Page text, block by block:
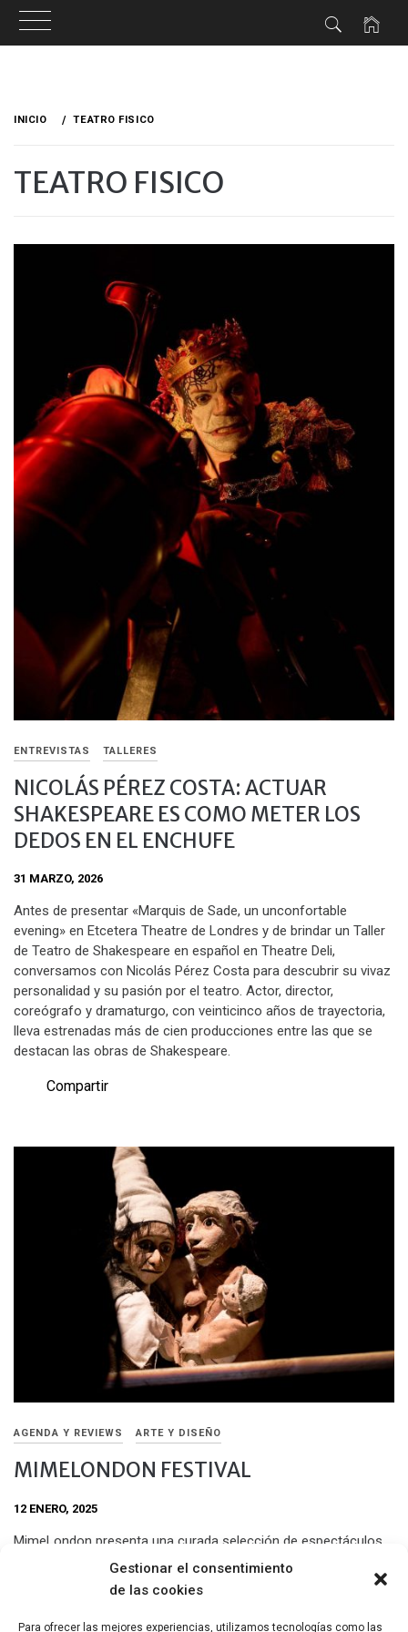
Gestionar el consentimiento
de las cookies
Para ofrecer las mejores experiencias, utilizamos tecnologías como las
INICIO TEATRO FISICO
TEATRO FISICO
ENTREVISTAS TALLERES
NICOLÁS PÉREZ COSTA: ACTUAR
SHAKESPEARE ES COMO METER LOS
DEDOS EN EL ENCHUFE
31 MARZO, 2026
Antes de presentar «Marquis de Sade, un unconfortable
evening» en Etcetera Theatre de Londres y de brindar un Taller
de Teatro de Shakespeare en español en Theatre Deli,
conversamos con Nicolás Pérez Costa para descubrir su vivaz
personalidad y su pasión por el teatro. Actor, director,
coreógrafo y dramaturgo, con veinticinco años de trayectoria,
lleva estrenadas más de cien producciones entre las que se
destacan las obras de Shakespeare.
Compartir
AGENDA Y REVIEWS ARTE Y DISEÑO
MIMELONDON FESTIVAL
12 ENERO, 2025
MimeLondon presenta una curada selección de espectáculos
de teatro físico, marionetas, cine y talleres en varias sedes de
Londres incluyendo al Barbican Centre, Southbank Centre,
Studios. Del 14 de enero al 2 de febrero de 2025.